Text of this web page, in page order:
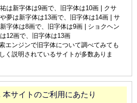
は新字体は9画で、旧字体は10画 | クサ
夢は新字体は13画で、旧字体は14画 | サ
字体は8画で、旧字体は9画 | ショクヘン
12画で、旧字体は13画
エンジンで旧字体について調べてみても
く説明されているサイトが多数ありま
サイトのご利用にあたり